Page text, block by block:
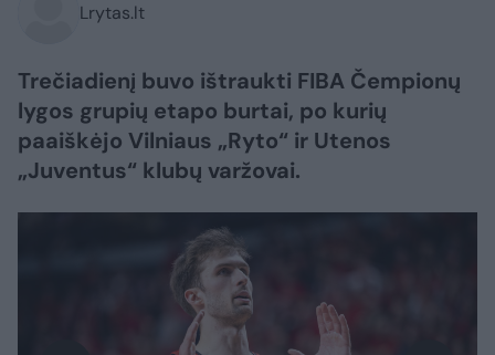
Lrytas.lt
Trečiadienį buvo ištraukti FIBA Čempionų
lygos grupių etapo burtai, po kurių
paaiškėjo Vilniaus „Ryto“ ir Utenos
„Juventus“ klubų varžovai.